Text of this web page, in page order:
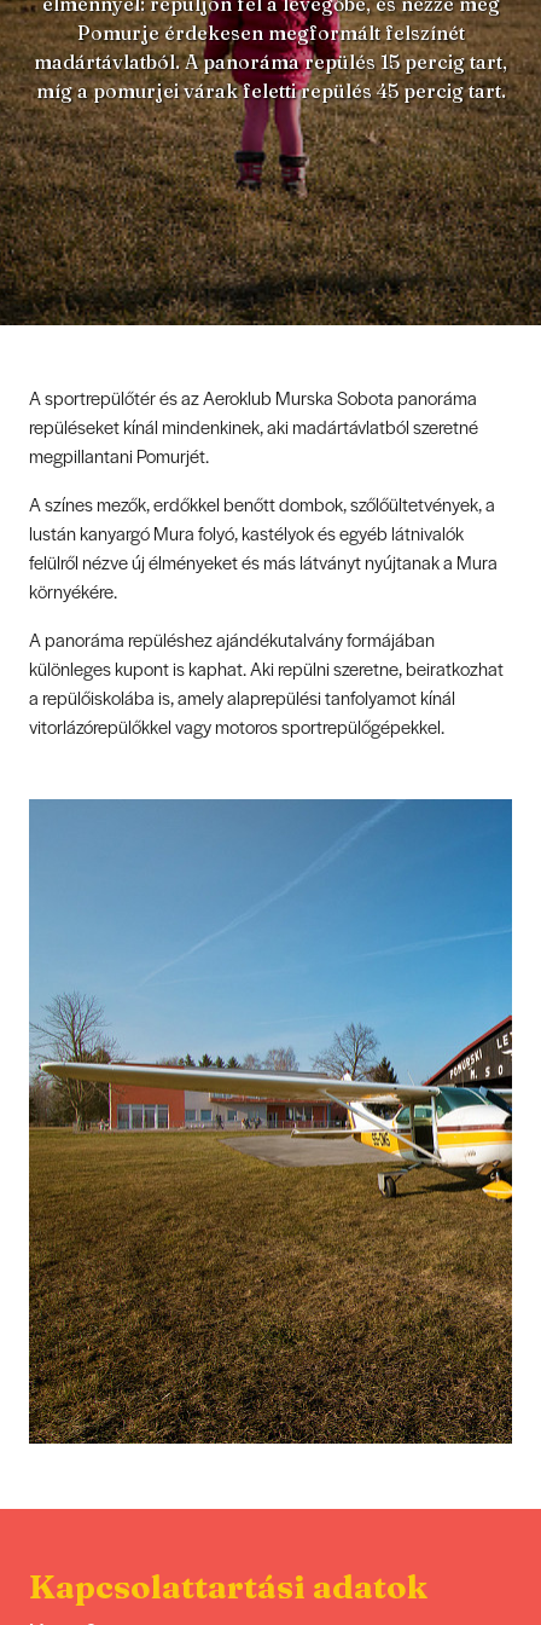
Pomurje érdekesen megformált felszínét
madártávlatból. A panoráma repülés 15 percig tart,
míg a pomurjei várak feletti repülés 45 percig tart.
A sportrepülőtér és az Aeroklub Murska Sobota panoráma
repüléseket kínál mindenkinek, aki madártávlatból szeretné
megpillantani Pomurjét.
A színes mezők, erdőkkel benőtt dombok, szőlőültetvények, a
lustán kanyargó Mura folyó, kastélyok és egyéb látnivalók
felülről nézve új élményeket és más látványt nyújtanak a Mura
környékére.
A panoráma repüléshez ajándékutalvány formájában
különleges kupont is kaphat. Aki repülni szeretne, beiratkozhat
a repülőiskolába is, amely alaprepülési tanfolyamot kínál
vitorlázórepülőkkel vagy motoros sportrepülőgépekkel.
Kapcsolattartási adatok